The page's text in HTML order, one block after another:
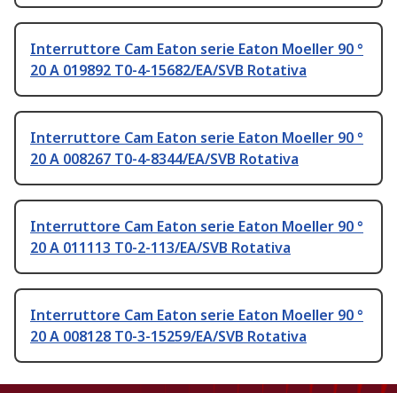
Interruttore Cam Eaton serie Eaton Moeller 90 °
20 A 019892 T0-4-15682/EA/SVB Rotativa
Interruttore Cam Eaton serie Eaton Moeller 90 °
20 A 008267 T0-4-8344/EA/SVB Rotativa
Interruttore Cam Eaton serie Eaton Moeller 90 °
20 A 011113 T0-2-113/EA/SVB Rotativa
Interruttore Cam Eaton serie Eaton Moeller 90 °
20 A 008128 T0-3-15259/EA/SVB Rotativa